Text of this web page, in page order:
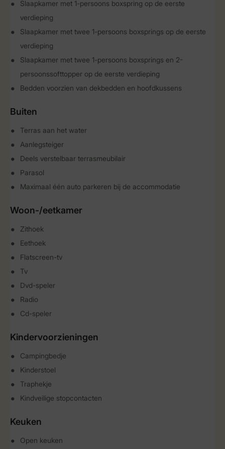
Slaapkamer met 1-persoons boxspring op de eerste
verdieping
Slaapkamer met twee 1-persoons boxsprings op de eerste
verdieping
Slaapkamer met twee 1-persoons boxsprings en 2-
persoonssofttopper op de eerste verdieping
Bedden voorzien van dekbedden en hoofdkussens
Buiten
Terras aan het water
Aanlegsteiger
Deels verstelbaar terrasmeubilair
Parasol
Maximaal één auto parkeren bij de accommodatie
Woon-/eetkamer
Zithoek
Eethoek
Flatscreen-tv
Tv
Dvd-speler
Radio
Cd-speler
Kindervoorzieningen
Campingbedje
Kinderstoel
Traphekje
Kindveilige stopcontacten
Keuken
Open keuken